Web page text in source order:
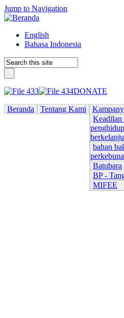
Jump to Navigation
English
Bahasa Indonesia
DONATE
Beranda Tentang Kami
Keadilan
bahan
Batubara
BP -
MIFEE